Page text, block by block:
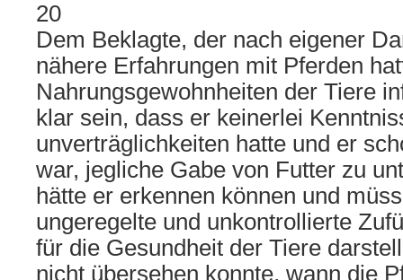
20
Dem Beklagte, der nach eigener
nähere Erfahrungen mit Pferden
Nahrungsgewohnheiten der Tiere
klar sein, dass er keinerlei
unverträglichkeiten hatte und er
war, jegliche Gabe von Futter zu
hätte er erkennen können und
ungeregelte und unkontrollierte
für die Gesundheit der Tiere
nicht übersehen konnte, wann die